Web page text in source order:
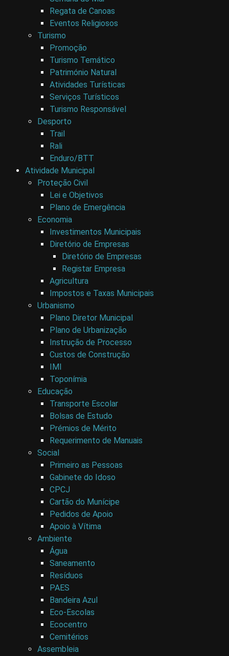
Regata de Canoas
Eventos Religiosos
Turismo
Promoção
Turismo Temático
Património Natural
Atividades Turísticas
Serviços Turísticos
Turismo Responsável
Desporto
Trail
Rali
Enduro/BTT
Atividade Municipal
Proteção Civil
Lei e Objetivos
Plano de Emergência
Economia
Investimentos Municipais
Diretório de Empresas
Diretório de Empresas
Registar Empresa
Agricultura
Impostos e Taxas Municipais
Urbanismo
Plano Diretor Municipal
Plano de Urbanização
Instrução de Processo
Custos de Construção
IMI
Toponímia
Educação
Transporte Escolar
Bolsas de Estudo
Prémios de Mérito
Requerimento de Manuais
Social
Primeiro as Pessoas
Gabinete do Idoso
CPCJ
Cartão do Munícipe
Pedidos de Apoio
Apoio à Vítima
Ambiente
Água
Saneamento
Resíduos
PAES
Bandeira Azul
Eco-Escolas
Ecocentro
Cemitérios
Assembleia